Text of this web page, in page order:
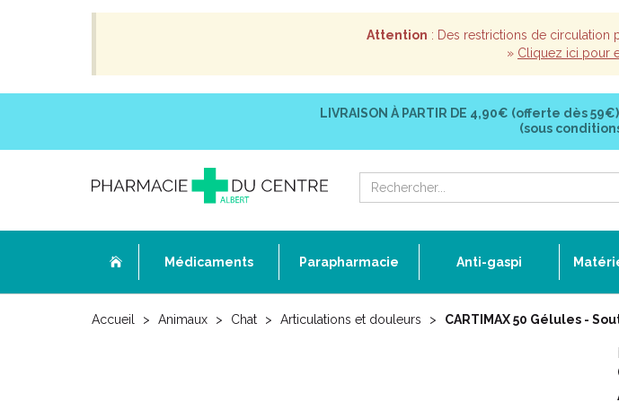
Attention : Des restrictions de circulation
» Cliquez ici pour
LIVRAISON À PARTIR DE 4,90€ (offerte dès 59€)
(sous
Médicaments Parapharmacie Anti-gaspi
Accueil Animaux Chat Articulations et douleurs CARTIMAX 50 Gélules -